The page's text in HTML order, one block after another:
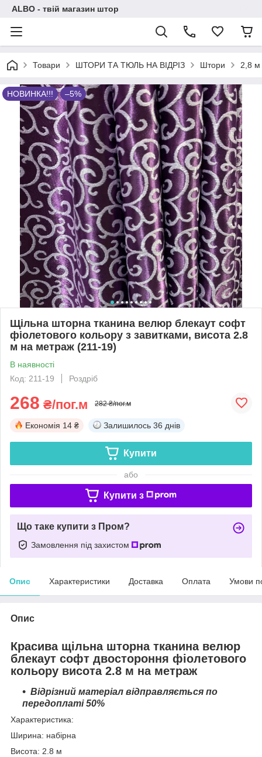
ALBO - твій магазин штор
Товари ШТОРИ ТА ТЮЛЬ НА ВІДРІЗ Штори 2,8 м
НОВИНКА!!! –5%
Щільна шторна тканина велюр блекаут софт
фіолетового кольору з завитками, висота 2.8
м на метраж (211-19)
В наявності
Код: 211-19
Роздріб
268 ₴/пог.м 282 ₴/пог.м
Економія 14 ₴ Залишилось 36 днів
Купити
або
Купити з
Що таке купити з Пром?
Замовлення під захистом
Опис Характеристики Доставка Оплата Умови
Опис
Красива щільна шторна тканина велюр
блекаут софт двостороння фіолетового
кольору висота 2.8 м на метраж
Відрізний матеріал відправляється по
передоплаті 50%
Характеристика:
Ширина: набірна
Висота: 2.8 м